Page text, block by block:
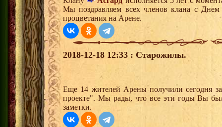
Мы поздравляем всех членов клана с
процветания на Арене.
2018-12-18 12:33 : Старожилы.
Еще 14 жителей Арены получили сегодня
проекте". Мы рады, что все эти годы Вы
заметки.